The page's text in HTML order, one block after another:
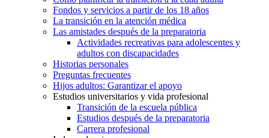
Fondos y servicios a partir de los 18 años
La transición en la atención médica
Las amistades después de la preparatoria
Actividades recreativas para adolescentes y
adultos con discapacidades
Historias personales
Preguntas frecuentes
Hijos adultos: Garantizar el apoyo
Estudios universitarios y vida profesional
Transición de la escuela pública
Estudios después de la preparatoria
Carrera profesional